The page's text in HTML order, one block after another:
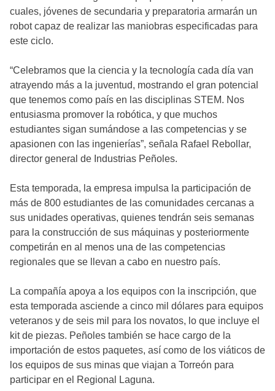
cuales, jóvenes de secundaria y preparatoria armarán un
robot capaz de realizar las maniobras especificadas para
este ciclo.
“Celebramos que la ciencia y la tecnología cada día van
atrayendo más a la juventud, mostrando el gran potencial
que tenemos como país en las disciplinas STEM. Nos
entusiasma promover la robótica, y que muchos
estudiantes sigan sumándose a las competencias y se
apasionen con las ingenierías”, señala Rafael Rebollar,
director general de Industrias Peñoles.
Esta temporada, la empresa impulsa la participación de
más de 800 estudiantes de las comunidades cercanas a
sus unidades operativas, quienes tendrán seis semanas
para la construcción de sus máquinas y posteriormente
competirán en al menos una de las competencias
regionales que se llevan a cabo en nuestro país.
La compañía apoya a los equipos con la inscripción, que
esta temporada asciende a cinco mil dólares para equipos
veteranos y de seis mil para los novatos, lo que incluye el
kit de piezas. Peñoles también se hace cargo de la
importación de estos paquetes, así como de los viáticos de
los equipos de sus minas que viajan a Torreón para
participar en el Regional Laguna.